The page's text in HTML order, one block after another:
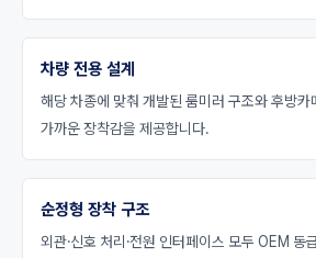
차량 전용 설계
해당 차종에 맞춰 개발된 룸미러 구조와 후방카
가까운 장착감을 제공합니다.
순정형 장착 구조
외관·신호 처리·전원 인터페이스 모두 OEM 동